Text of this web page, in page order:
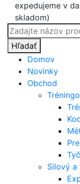
expedujeme v
skladom)
Products
search
Hľadať
Domov
Novinky
Obchod
Silový a